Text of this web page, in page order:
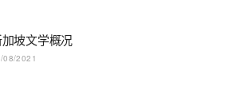
坡文学概况
08/2021